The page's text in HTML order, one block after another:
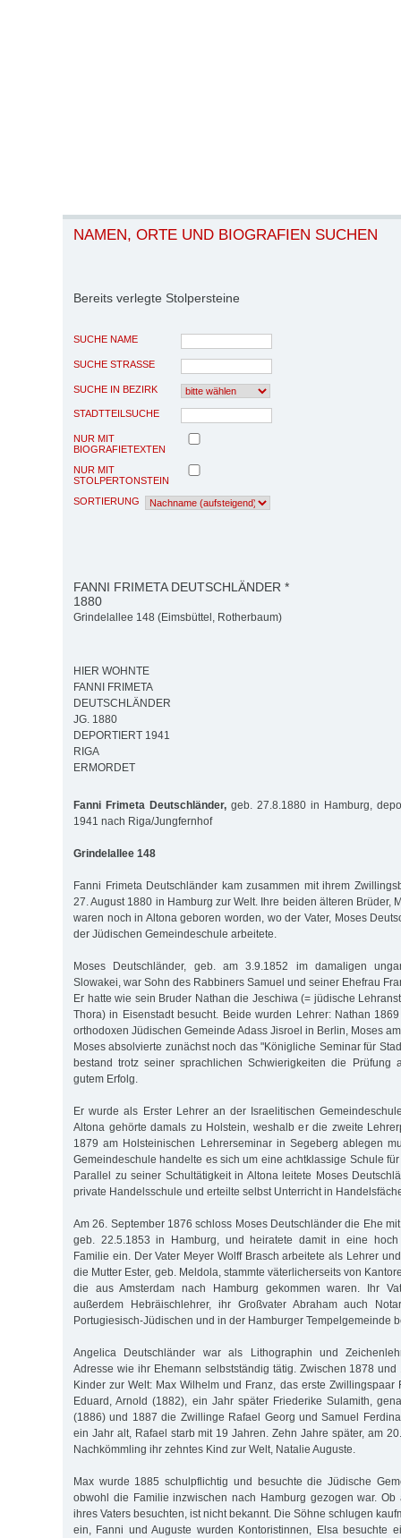
NAMEN, ORTE UND BIOGRAFIEN SUCHEN
Bereits verlegte Stolpersteine
SUCHE NAME
SUCHE STRASSE
SUCHE IN BEZIRK
STADTTEILSUCHE
NUR MIT
BIOGRAFIETEXTEN
NUR MIT
STOLPERTONSTEIN
SORTIERUNG
FANNI FRIMETA DEUTSCHLÄNDER *
1880
Grindelallee 148 (Eimsbüttel, Rotherbaum)
HIER WOHNTE
FANNI FRIMETA
DEUTSCHLÄNDER
JG. 1880
DEPORTIERT 1941
RIGA
ERMORDET
Fanni Frimeta Deutschländer, geb. 27.8.1880 in Hamburg,
1941 nach Riga/Jungfernhof
Grindelallee 148
Fanni Frimeta Deutschländer kam zusammen mit ihrem
27. August 1880 in Hamburg zur Welt. Ihre beiden älteren Brüder,
waren noch in Altona geboren worden, wo der Vater, Moses
der Jüdischen Gemeindeschule arbeitete.
Moses Deutschländer, geb. am 3.9.1852 im damaligen
Slowakei, war Sohn des Rabbiners Samuel und seiner Ehefrau
Er hatte wie sein Bruder Nathan die Jeschiwa (= jüdische
Thora) in Eisenstadt besucht. Beide wurden Lehrer: Nathan
orthodoxen Jüdischen Gemeinde Adass Jisroel in Berlin, Moses
Moses absolvierte zunächst noch das "Königliche Seminar für
bestand trotz seiner sprachlichen Schwierigkeiten die Prüfung
gutem Erfolg.
Er wurde als Erster Lehrer an der Israelitischen
Altona gehörte damals zu Holstein, weshalb er die zweite
1879 am Holsteinischen Lehrerseminar in Segeberg ablegen
Gemeindeschule handelte es sich um eine achtklassige Schule
Parallel zu seiner Schultätigkeit in Altona leitete Moses
private Handelsschule und erteilte selbst Unterricht in
Am 26. September 1876 schloss Moses Deutschländer die Ehe
geb. 22.5.1853 in Hamburg, und heiratete damit in eine hoch
Familie ein. Der Vater Meyer Wolff Brasch arbeitete als Lehrer
die Mutter Ester, geb. Meldola, stammte väterlicherseits von
die aus Amsterdam nach Hamburg gekommen waren. Ihr
außerdem Hebräischlehrer, ihr Großvater Abraham auch
Portugiesisch-Jüdischen und in der Hamburger Tempelgemeinde
Angelica Deutschländer war als Lithographin und
Adresse wie ihr Ehemann selbstständig tätig. Zwischen 1878
Kinder zur Welt: Max Wilhelm und Franz, das erste Zwillingspaar
Eduard, Arnold (1882), ein Jahr später Friederike Sulamith,
(1886) und 1887 die Zwillinge Rafael Georg und Samuel
ein Jahr alt, Rafael starb mit 19 Jahren. Zehn Jahre später, am
Nachkömmling ihr zehntes Kind zur Welt, Natalie Auguste.
Max wurde 1885 schulpflichtig und besuchte die Jüdische
obwohl die Familie inzwischen nach Hamburg gezogen war.
ihres Vaters besuchten, ist nicht bekannt. Die Söhne schlugen
ein, Fanni und Auguste wurden Kontoristinnen, Elsa besuchte